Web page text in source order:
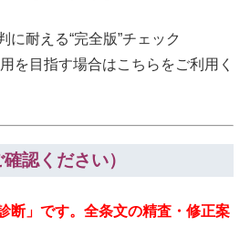
に耐える“完全版”チェック
を目指す場合はこちらをご利用く
認ください）
断」です。全条文の精査・修正案